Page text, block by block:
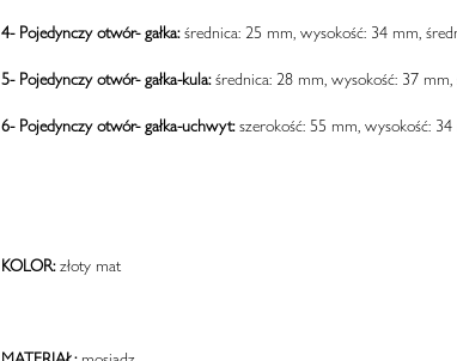
4- Pojedynczy otwór- gałka:średnica: 25 mm, wysokość: 34 mm,
5- Pojedynczy otwór- gałka-kula:średnica: 28 mm, wysokość: 37
6- Pojedynczy otwór- gałka-uchwyt:szerokość: 55 mm, wysokość: 34
KOLOR:złoty mat